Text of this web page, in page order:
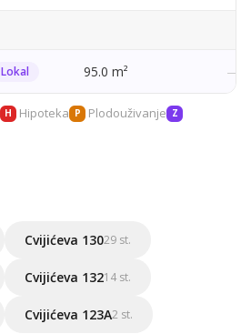
Lokal 95.0 m² —
H Hipoteka P Plodouživanje Z
Cvijićeva 13029 st.
Cvijićeva 13214 st.
Cvijićeva 123A2 st.